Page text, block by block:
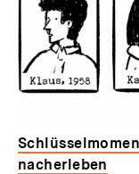
nacherleben